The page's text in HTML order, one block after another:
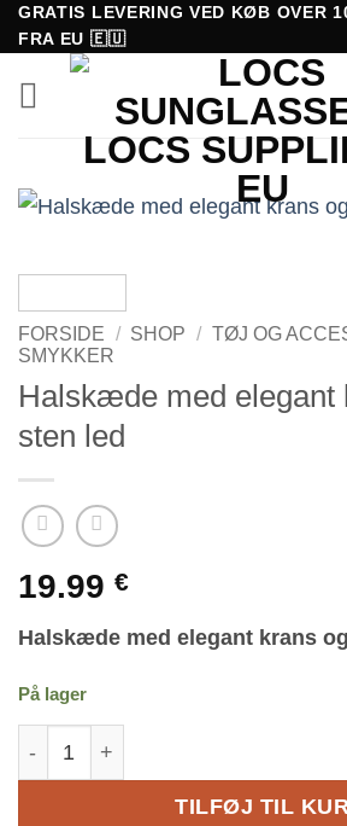
Fortsæt
til
indhold
GRATIS LEVERING VED KØB OVER
FRA EU 🇪🇺
FORSIDE / SHOP / TØJ OG
SMYKKER
Halskæde med elegant
sten led
19.99 €
Halskæde med elegant krans
På lager
TILFØJ TIL